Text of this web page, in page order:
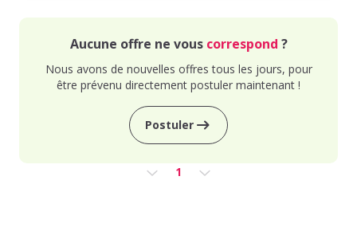
Aucune offre ne vous correspond ?
Nous avons de nouvelles offres tous les jours, pour
être prévenu directement postuler maintenant !
Postuler
1